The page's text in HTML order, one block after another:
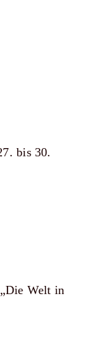
bis 30.
Welt in